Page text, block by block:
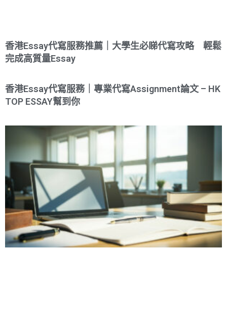
香港Essay代寫服務推薦｜大學生必睇代寫攻略 輕鬆
完成高質量Essay
香港Essay代寫服務｜專業代寫Assignment論文 – HK
TOP ESSAY幫到你